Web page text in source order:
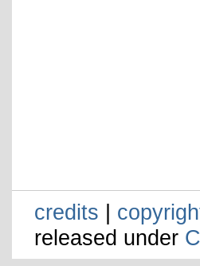
credits |
released under